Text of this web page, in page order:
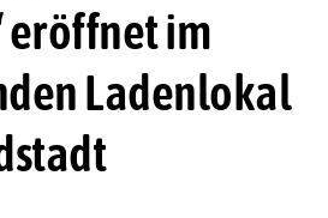
eröffnet im
Ladenlokal